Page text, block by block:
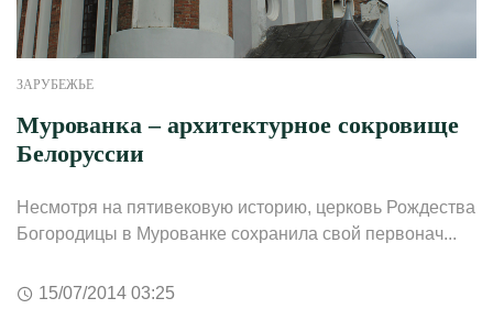
ЗАРУБЕЖЬЕ
Мурованка – архитектурное сокровище
Белоруссии
Несмотря на пятивековую историю, церковь Рождества
Богородицы в Мурованке сохранила свой первонач...
15/07/2014 03:25